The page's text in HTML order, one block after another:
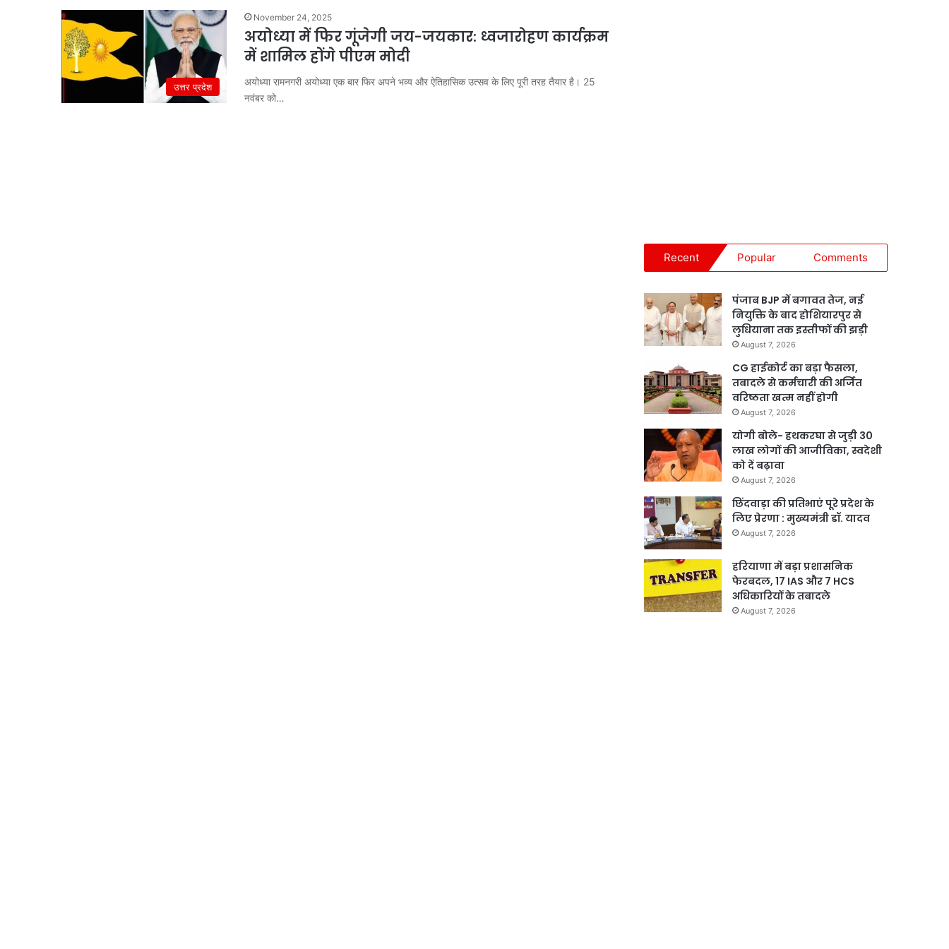
उत्तर प्रदेश
November 24, 2025
अयोध्या में फिर गूंजेगी जय-जयकार: ध्वजारोहण कार्यक्रम
में शामिल होंगे पीएम मोदी
अयोध्या रामनगरी अयोध्या एक बार फिर अपने भव्य और ऐतिहासिक उत्सव के लिए पूरी तरह तैयार है। 25
नवंबर को…
Recent Popular Comments
पंजाब BJP में बगावत तेज, नई
नियुक्ति के बाद होशियारपुर से
लुधियाना तक इस्तीफों की झड़ी
August 7, 2026
CG हाईकोर्ट का बड़ा फैसला,
तबादले से कर्मचारी की अर्जित
वरिष्ठता खत्म नहीं होगी
August 7, 2026
योगी बोले- हथकरघा से जुड़ी 30
लाख लोगों की आजीविका, स्वदेशी
को दें बढ़ावा
August 7, 2026
छिंदवाड़ा की प्रतिभाएं पूरे प्रदेश के
लिए प्रेरणा : मुख्यमंत्री डॉ. यादव
August 7, 2026
हरियाणा में बड़ा प्रशासनिक
फेरबदल, 17 IAS और 7 HCS
अधिकारियों के तबादले
August 7, 2026